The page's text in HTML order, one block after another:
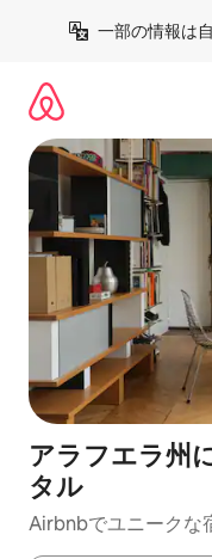
一部の情報は
アラフエラ州
タル
Airbnbでユニークな